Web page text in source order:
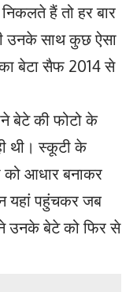
हैं तो हर बार
उनके साथ कुछ ऐसा
बेटा सैफ 2014 से
बेटे की फोटो के
थी। स्कूटी के
को आधार बनाकर
यहां पहुंचकर जब
ने उनके बेटे को फिर से